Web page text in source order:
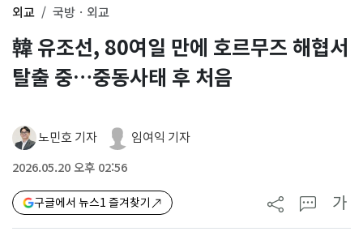
외교 국방ㆍ외교
韓 유조선, 80여일 만에 호르무즈 해협서
탈출 중…중동사태 후 처음
노민호 기자 임여익 기자
2026.05.20 오후 02:56
구글에서 뉴스1 즐겨찾기 가